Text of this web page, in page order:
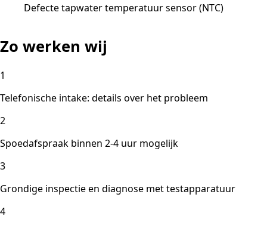
Defecte tapwater temperatuur sensor (NTC)
Zo werken wij
1
Telefonische intake: details over het probleem
2
Spoedafspraak binnen 2-4 uur mogelijk
3
Grondige inspectie en diagnose met testapparatuur
4